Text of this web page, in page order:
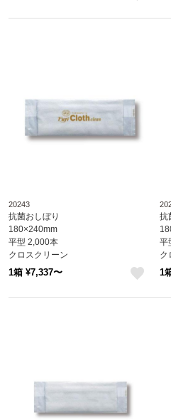
20243
抗菌おしぼり
180×240mm
平型 2,000本
クロスクリーン
※北海道・沖縄・離島 送料別途 ※個
人宅配送不可 (尚美堂/フジナップ)
1箱 ¥7,337〜
抗
平
ク
※
1